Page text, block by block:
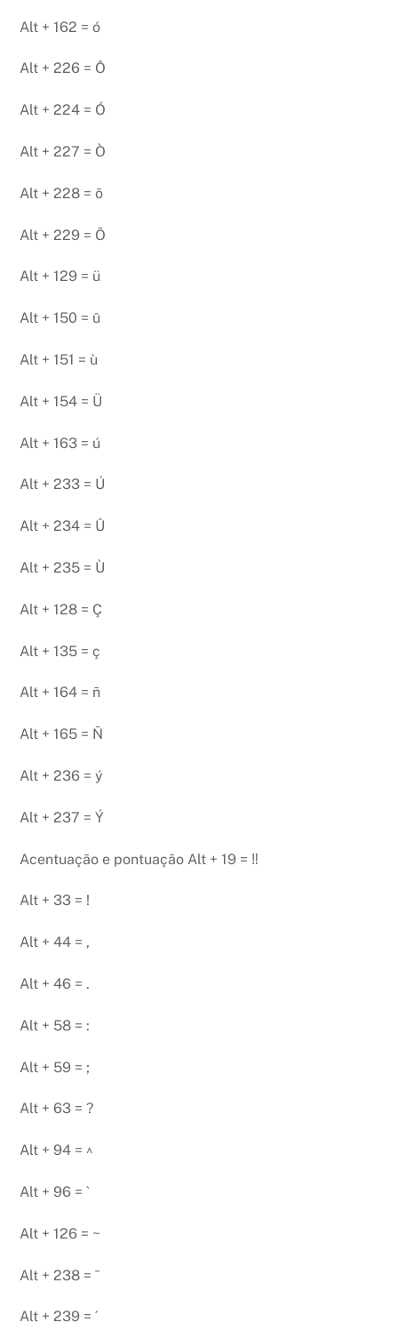
Alt + 162 = ó
Alt + 226 = Ô
Alt + 224 = Ó
Alt + 227 = Ò
Alt + 228 = õ
Alt + 229 = Õ
Alt + 129 = ü
Alt + 150 = û
Alt + 151 = ù
Alt + 154 = Ü
Alt + 163 = ú
Alt + 233 = Ú
Alt + 234 = Û
Alt + 235 = Ù
Alt + 128 = Ç
Alt + 135 = ç
Alt + 164 = ñ
Alt + 165 = Ñ
Alt + 236 = ý
Alt + 237 = Ý
Acentuação e pontuação Alt + 19 = ‼
Alt + 33 = !
Alt + 44 = ,
Alt + 46 = .
Alt + 58 = :
Alt + 59 = ;
Alt + 63 = ?
Alt + 94 = ^
Alt + 96 = `
Alt + 126 = ~
Alt + 238 = ¯
Alt + 239 = ´